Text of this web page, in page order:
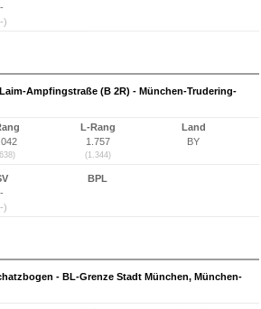
-
)
Ampfingstraße (B 2R) - München-Trudering-
L-Rang
1.757
(1.344)
Land
BY
-
)
BPL
- BL-Grenze Stadt München, München-